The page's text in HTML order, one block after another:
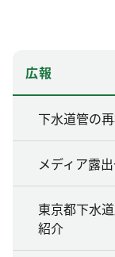
広報
下水道管の
メディア露
東京都下水
紹介